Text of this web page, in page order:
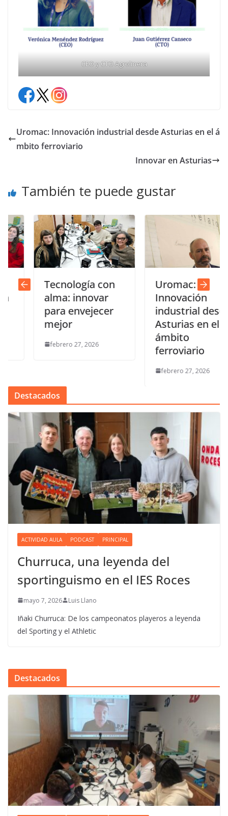
CEO y CTO Agrolinera
Uromac: Innovación industrial desde Asturias en el á
mbito ferroviario
Innovar en Asturias
También te puede gustar
Tecnología con
alma: innovar
para envejecer
mejor
febrero 27, 2026
Uromac:
Innovación
industrial desde
Asturias en el
ámbito
ferroviario
febrero 27, 2026
Destacados
ACTIVIDAD AULA PODCAST PRINCIPAL
Churruca, una leyenda del
sportinguismo en el IES Roces
mayo 7, 2026 Luis Llano
Iñaki Churruca: De los campeonatos playeros a leyenda
del Sporting y el Athletic
Destacados